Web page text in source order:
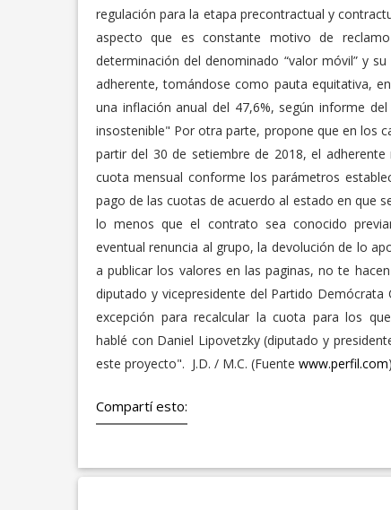
regulación para la etapa precontractual y
aspecto que es constante motivo de
determinación del denominado “valor móvil” y
adherente, tomándose como pauta equitativa,
una inflación anual del 47,6%, según informe
insostenible" Por otra parte, propone que en los
partir del 30 de setiembre de 2018, el
cuota mensual conforme los parámetros
pago de las cuotas de acuerdo al estado en que
lo menos que el contrato sea conocido
eventual renuncia al grupo, la devolución de lo
a publicar los valores en las paginas, no te
diputado y vicepresidente del Partido
excepción para recalcular la cuota para los
hablé con Daniel Lipovetzky (diputado y
este proyecto". J.D. / M.C. (Fuente www.perfil.com)
Compartí esto: